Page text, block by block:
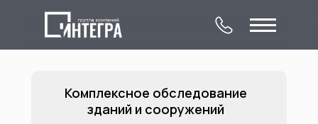
Комплексное обследование
зданий и сооружений